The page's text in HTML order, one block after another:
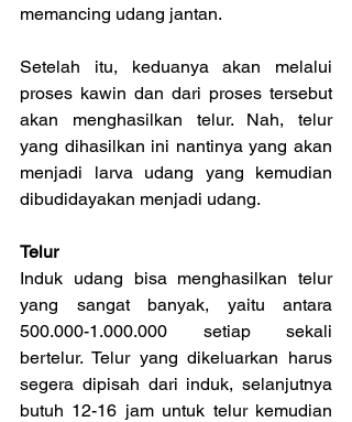
memancing udang jantan.
Setelah itu, keduanya akan melalui
proses kawin dan dari proses tersebut
akan menghasilkan telur. Nah, telur
yang dihasilkan ini nantinya yang akan
menjadi larva udang yang kemudian
dibudidayakan menjadi udang.
Telur
Induk udang bisa menghasilkan telur
yang sangat banyak, yaitu antara
500.000-1.000.000 setiap sekali
bertelur. Telur yang dikeluarkan harus
segera dipisah dari induk, selanjutnya
butuh 12-16 jam untuk telur kemudian